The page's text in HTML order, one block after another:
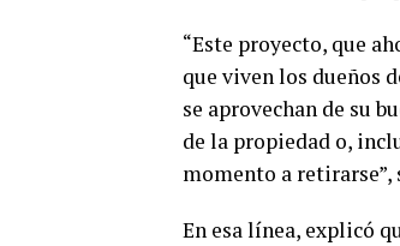
“Este proyecto, que
que viven los dueños
se aprovechan de su
de la propiedad o,
momento a
En esa línea, explicó